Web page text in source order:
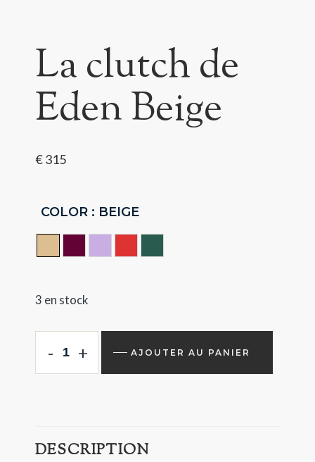
La clutch de
Eden Beige
€315
COLOR : BEIGE
BEIGECERISE
LILARougeVERT
3 en stock
- + AJOUTER AU PANIER
DESCRIPTION